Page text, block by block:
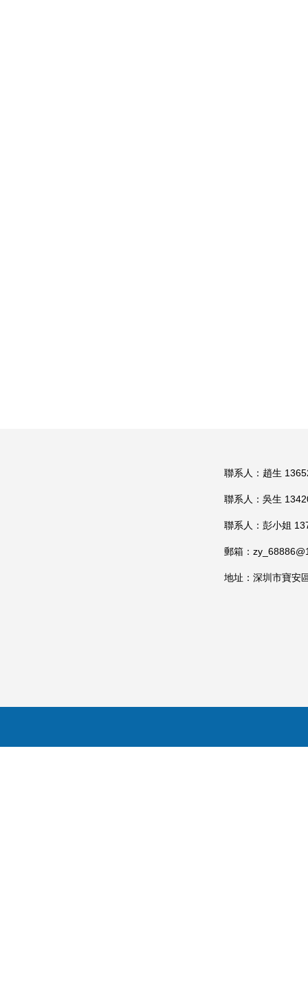
聯系人：趙生
聯系人：吳生
聯系人：彭小姐
郵箱：
地址：深圳市寶安